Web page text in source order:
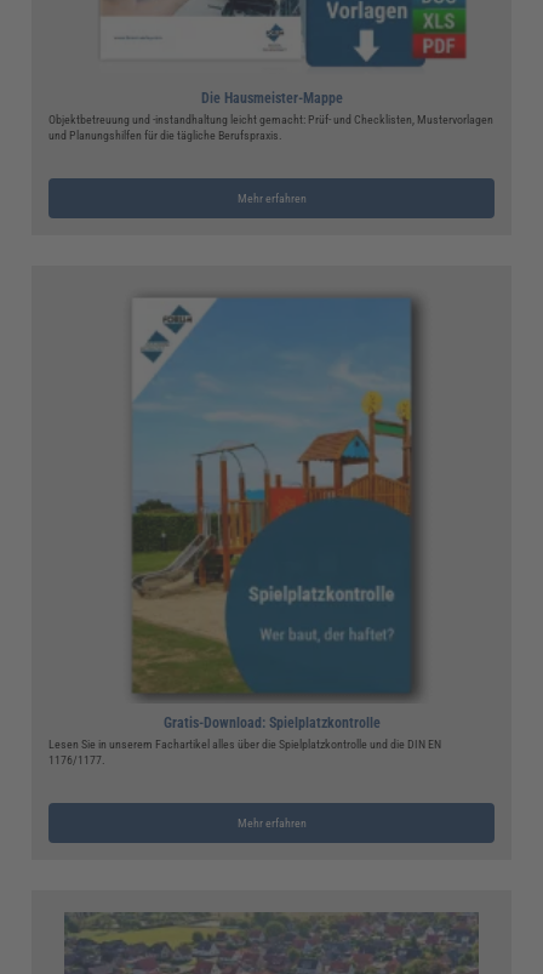
Die Hausmeister-Mappe
Objektbetreuung und -instandhaltung leicht gemacht: Prüf- und Checklisten, Mustervorlagen
und Planungshilfen für die tägliche Berufspraxis.
Mehr erfahren
Gratis-Download: Spielplatzkontrolle
Lesen Sie in unserem Fachartikel alles über die Spielplatzkontrolle und die DIN EN
1176/1177.
Mehr erfahren